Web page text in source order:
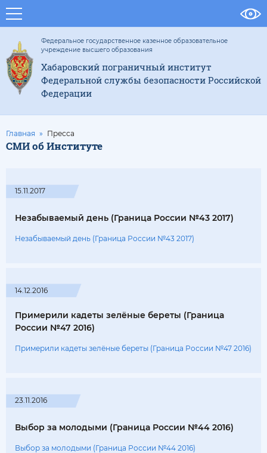
Федеральное государственное казенное образовательное
учреждение высшего образования
Хабаровский пограничный институт
Федеральной службы безопасности Российской
Федерации
Главная Пресса
СМИ об Институте
15.11.2017
Незабываемый день (Граница России №43 2017)
Незабываемый день (Граница России №43 2017)
14.12.2016
Примерили кадеты зелёные береты (Граница
России №47 2016)
Примерили кадеты зелёные береты (Граница России №47 2016)
23.11.2016
Выбор за молодыми (Граница России №44 2016)
Выбор за молодыми (Граница России №44 2016)